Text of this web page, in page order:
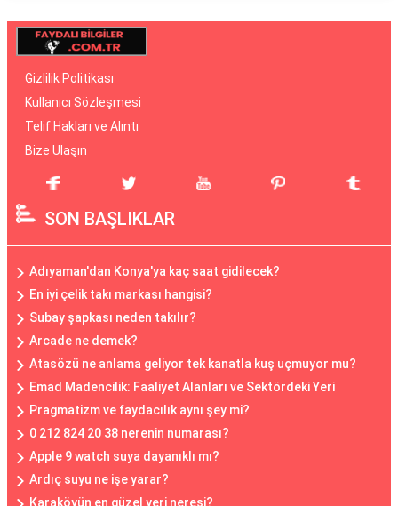
Gizlilik Politikası
Kullanıcı Sözleşmesi
Telif Hakları ve Alıntı
Bize Ulaşın
SON BAŞLIKLAR
Adıyaman'dan Konya'ya kaç saat gidilecek?
En iyi çelik takı markası hangisi?
Subay şapkası neden takılır?
Arcade ne demek?
Atasözü ne anlama geliyor tek kanatla kuş uçmuyor mu?
Emad Madencilik: Faaliyet Alanları ve Sektördeki Yeri
Pragmatizm ve faydacılık aynı şey mi?
0 212 824 20 38 nerenin numarası?
Apple 9 watch suya dayanıklı mı?
Ardıç suyu ne işe yarar?
Karaköyün en güzel yeri neresi?